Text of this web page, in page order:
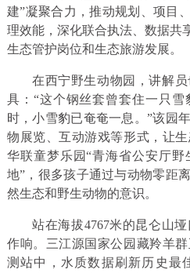
建”凝聚合力，推动规划、项目
理效能，深化联合执法、数据共
生态管护岗位和生态旅游发展。
在西宁野生动物园，讲解
具：“这个钢丝套曾套住一只
时，小雪豹已奄奄一息。”该园
物展览、互动游戏等形式，让
华联童梦乐园“青海省公安厅
地”，很多孩子通过与动物零距
然生态和野生动物的意识。
站在海拔4767米的昆仑山
作响。三江源国家公园藏羚羊
测站中，水质数据刷新历史最